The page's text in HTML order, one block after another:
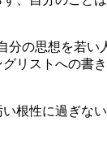
の思想を若
リストへの書
根性に過ぎな